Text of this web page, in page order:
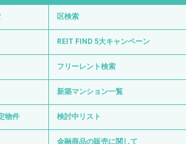
区検索
REIT FIND 5大キャンペーン
フリーレント検索
新築マンション一覧
物件 検討中リスト
金融商品の販売に関して